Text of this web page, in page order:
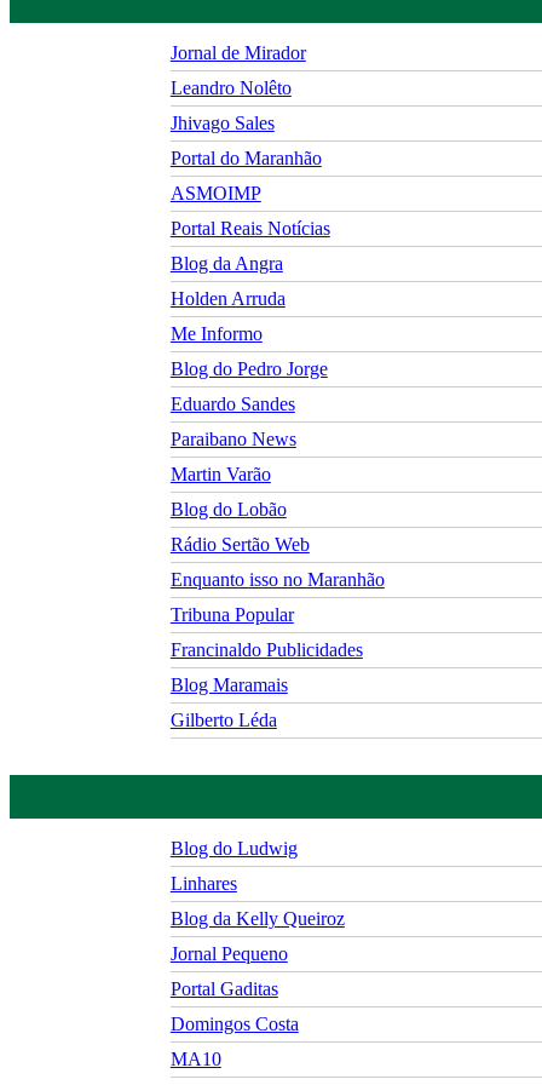
Jornal de Mirador
Leandro Nolêto
Jhivago Sales
Portal do Maranhão
ASMOIMP
Portal Reais Notí­cias
Blog da Angra
Holden Arruda
Me Informo
Blog do Pedro Jorge
Eduardo Sandes
Paraibano News
Martin Varão
Blog do Lobão
Rádio Sertão Web
Enquanto isso no Maranhão
Tribuna Popular
Francinaldo Publicidades
Blog Maramais
Gilberto Léda
Blog do Ludwig
Linhares
Blog da Kelly Queiroz
Jornal Pequeno
Portal Gaditas
Domingos Costa
MA10